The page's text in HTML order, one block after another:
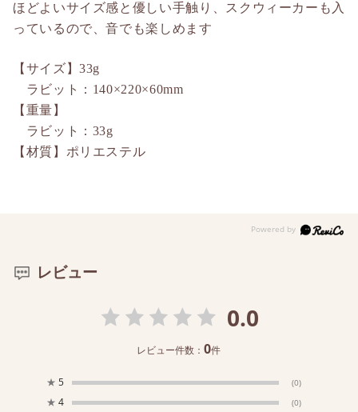
ほどよいサイズ感と優しい手触り、スクウィーカーも入
っているので、音でも楽しめます
【サイズ】33g
ラビット：140×220×60mm
【重量】
ラビット：33g
【材質】ポリエステル
レビュー
0.0
レビュー件数：0件
★ 5 (0)
★ 4 (0)